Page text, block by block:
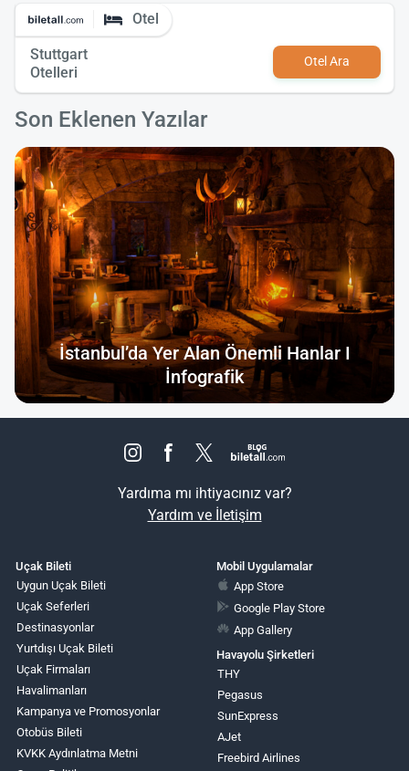
Otel
Stuttgart
Otelleri
Otel Ara
Son Eklenen Yazılar
İstanbul’da Yer Alan Önemli Hanlar I
İnfografik
Yardıma mı ihtiyacınız var?
Yardım ve İletişim
Uçak Bileti
Uygun Uçak Bileti
Uçak Seferleri
Destinasyonlar
Yurtdışı Uçak Bileti
Uçak Firmaları
Havalimanları
Kampanya ve Promosyonlar
Otobüs Bileti
KVKK Aydınlatma Metni
Mobil Uygulamalar
App Store
Google Play Store
App Gallery
Havayolu Şirketleri
THY
Pegasus
SunExpress
AJet
Freebird Airlines